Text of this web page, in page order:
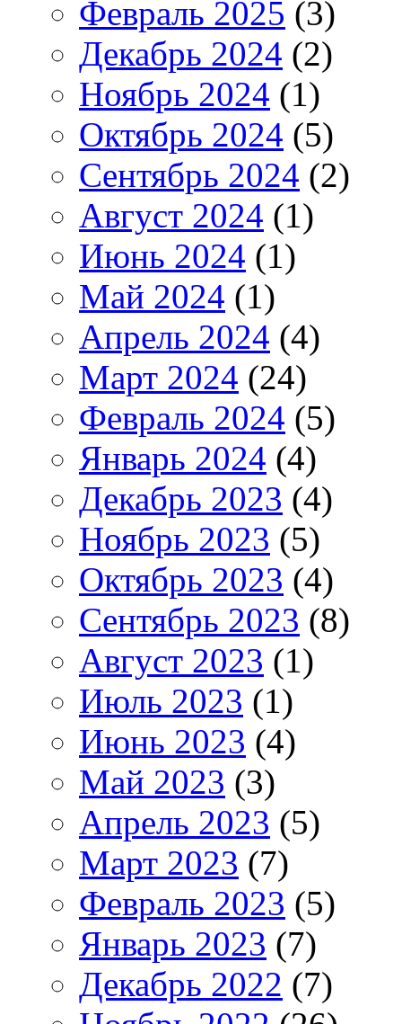
Февраль 2025 (3)
Декабрь 2024 (2)
Ноябрь 2024 (1)
Октябрь 2024 (5)
Сентябрь 2024 (2)
Август 2024 (1)
Июнь 2024 (1)
Май 2024 (1)
Апрель 2024 (4)
Март 2024 (24)
Февраль 2024 (5)
Январь 2024 (4)
Декабрь 2023 (4)
Ноябрь 2023 (5)
Октябрь 2023 (4)
Сентябрь 2023 (8)
Август 2023 (1)
Июль 2023 (1)
Июнь 2023 (4)
Май 2023 (3)
Апрель 2023 (5)
Март 2023 (7)
Февраль 2023 (5)
Январь 2023 (7)
Декабрь 2022 (7)